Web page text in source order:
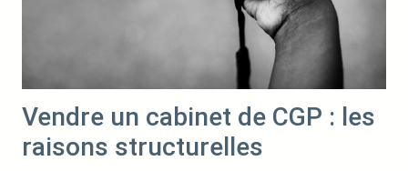
Vendre un cabinet de CGP : les
raisons structurelles